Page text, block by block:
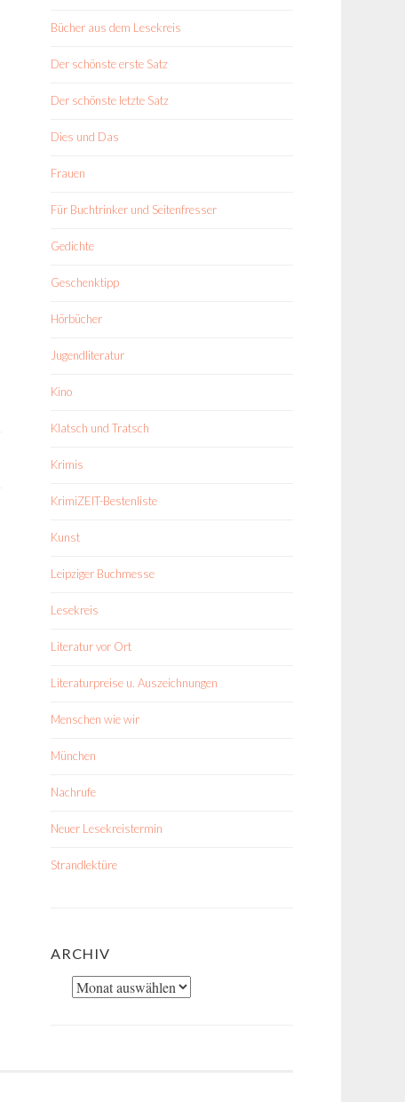
Bücher aus dem Lesekreis
Der schönste erste Satz
Der schönste letzte Satz
Dies und Das
Frauen
Für Buchtrinker und Seitenfresser
Gedichte
Geschenktipp
Hörbücher
Jugendliteratur
Kino
Klatsch und Tratsch
Krimis
KrimiZEIT-Bestenliste
Kunst
Leipziger Buchmesse
Lesekreis
Literatur vor Ort
Literaturpreise u. Auszeichnungen
Menschen wie wir
München
Nachrufe
Neuer Lesekreistermin
Strandlektüre
ARCHIV
Archiv